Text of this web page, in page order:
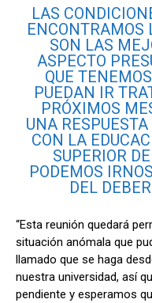
LAS
ENCONTRAMOS
SON LAS
ASPECTO
QUE
PUEDAN IR
PRÓXIMOS
UNA
CON LA
SUPERIOR
PODEMOS
DEL
“Esta reunión quedará
situación anómala que
llamado que se haga
nuestra universidad, así
pendiente y esperamos